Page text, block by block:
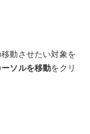
動させたい対象を
ソルを移動をクリ